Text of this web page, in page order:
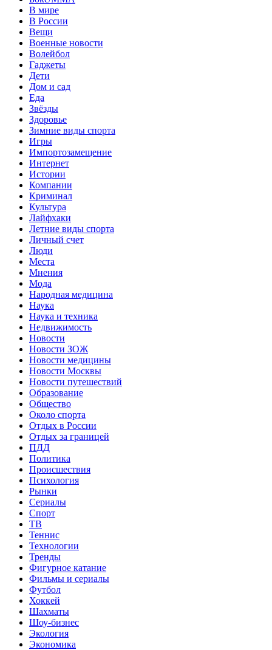
В мире
В России
Вещи
Военные новости
Волейбол
Гаджеты
Дети
Дом и сад
Еда
Звёзды
Здоровье
Зимние виды спорта
Игры
Импортозамещение
Интернет
Истории
Компании
Криминал
Культура
Лайфхаки
Летние виды спорта
Личный счет
Люди
Места
Мнения
Мода
Народная медицина
Наука
Наука и техника
Недвижимость
Новости
Новости ЗОЖ
Новости медицины
Новости Москвы
Новости путешествий
Образование
Общество
Около спорта
Отдых в России
Отдых за границей
ПДД
Политика
Происшествия
Психология
Рынки
Сериалы
Спорт
ТВ
Теннис
Технологии
Тренды
Фигурное катание
Фильмы и сериалы
Футбол
Хоккей
Шахматы
Шоу-бизнес
Экология
Экономика